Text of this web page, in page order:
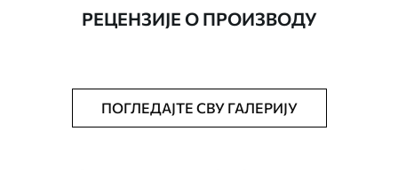
Тапета се може нежно очистити меким
сунђером. Позадине са завршном
водом.
РЕЦЕНЗИЈЕ О ПРОИЗВОДУ
ПОГЛЕДАЈТЕ СВУ ГАЛЕРИЈУ